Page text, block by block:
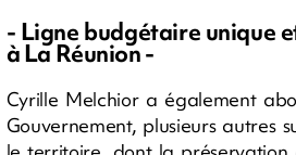
- Ligne budgétaire unique
à La Réunion -
Cyrille Melchior a également
Gouvernement, plusieurs autres